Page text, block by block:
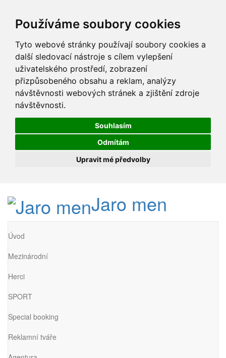
Používáme soubory cookies
Tyto webové stránky používají soubory cookies a
další sledovací nástroje s cílem vylepšení
uživatelského prostředí, zobrazení
přizpůsobeného obsahu a reklam, analýzy
návštěvnosti webových stránek a zjištění zdroje
návštěvnosti.
Souhlasím
Odmítám
Upravit mé předvolby
Jaro men
Úvod
Mezinárodní
Herci
SPORT
Special booking
Reklamní tváře